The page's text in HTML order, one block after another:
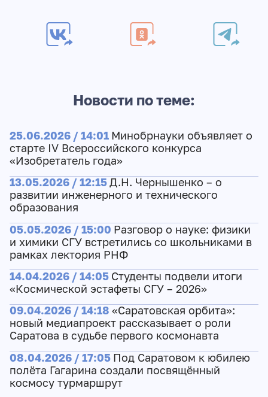
Новости по теме:
25.06.2026 / 14:01 Минобрнауки объявляет о
старте IV Всероссийского конкурса
«Изобретатель года»
13.05.2026 / 12:15Д.Н. Чернышенко – о
развитии инженерного и технического
образования
05.05.2026 / 15:00 Разговор о науке: физики
и химики СГУ встретились со школьниками в
рамках лектория РНФ
14.04.2026 / 14:05 Студенты подвели итоги
«Космической эстафеты СГУ – 2026»
09.04.2026 / 14:18 «Саратовская орбита»:
новый медиапроект рассказывает о роли
Саратова в судьбе первого космонавта
08.04.2026 / 17:05 Под Саратовом к юбилею
полёта Гагарина создали посвящённый
космосу турмаршрут